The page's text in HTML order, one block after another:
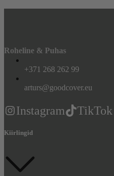
Roheline & Puhas
+371 268 262 99
arturs@goodcover.eu
Instagram TikTok
Kiirlingid